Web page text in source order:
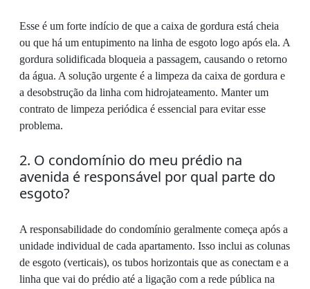
Esse é um forte indício de que a caixa de gordura está cheia
ou que há um entupimento na linha de esgoto logo após ela. A
gordura solidificada bloqueia a passagem, causando o retorno
da água. A solução urgente é a limpeza da caixa de gordura e
a desobstrução da linha com hidrojateamento. Manter um
contrato de limpeza periódica é essencial para evitar esse
problema.
2. O condomínio do meu prédio na
avenida é responsável por qual parte do
esgoto?
A responsabilidade do condomínio geralmente começa após a
unidade individual de cada apartamento. Isso inclui as colunas
de esgoto (verticais), os tubos horizontais que as conectam e a
linha que vai do prédio até a ligação com a rede pública na